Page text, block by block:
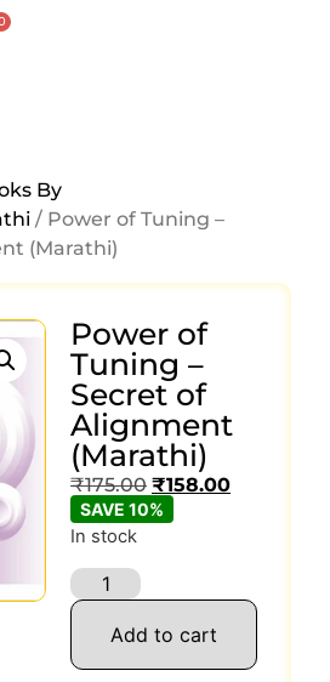
By
/ Power of Tuning –
(Marathi)
Power of
Tuning –
Secret of
Alignment
(Marathi)
₹175.00 ₹158.00
SAVE 10%
In stock
Add to cart